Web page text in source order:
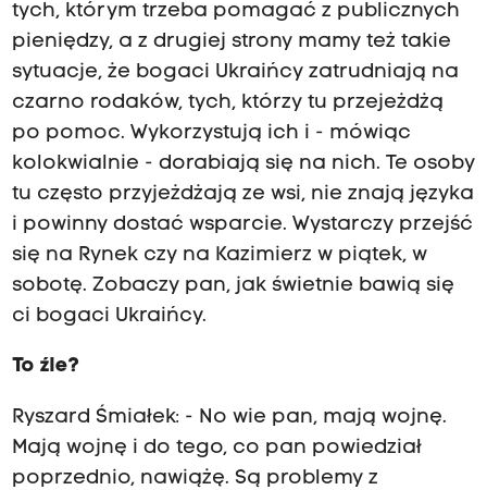
tych, którym trzeba pomagać z publicznych
pieniędzy, a z drugiej strony mamy też takie
sytuacje, że bogaci Ukraińcy zatrudniają na
czarno rodaków, tych, którzy tu przejeżdżą
po pomoc. Wykorzystują ich i - mówiąc
kolokwialnie - dorabiają się na nich. Te osoby
tu często przyjeżdżają ze wsi, nie znają języka
i powinny dostać wsparcie. Wystarczy przejść
się na Rynek czy na Kazimierz w piątek, w
sobotę. Zobaczy pan, jak świetnie bawią się
ci bogaci Ukraińcy.
To źle?
Ryszard Śmiałek: - No wie pan, mają wojnę.
Mają wojnę i do tego, co pan powiedział
poprzednio, nawiążę. Są problemy z